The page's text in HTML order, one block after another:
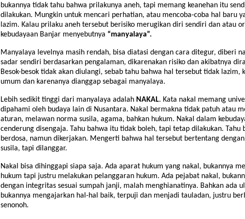
bukannya tidak tahu bahwa prilakunya aneh, tapi memang keanehan itu
dilakukan. Mungkin untuk mencari perhatian, atau mencoba-coba hal baru
lazim. Kalau prilaku aneh tersebut berisiko merugikan diri sendiri dan atau
kebudayaan Banjar menyebutnya “manyalaya”.
Manyalaya levelnya masih rendah, bisa diatasi dengan cara ditegur, diberi
sadar sendiri berdasarkan pengalaman, dikarenakan risiko dan akibatnya
Besok-besok tidak akan diulangi, sebab tahu bahwa hal tersebut tidak lazim,
umum dan karenanya dianggap sebagai manyalaya.
Lebih sedikit tinggi dari manyalaya adalah NAKAL. Kata nakal memang
dipahami oleh budaya lain di Nusantara. Nakal bermakna tidak patuh atau
aturan, melawan norma susila, agama, bahkan hukum. Nakal dalam
cenderung disengaja. Tahu bahwa itu tidak boleh, tapi tetap dilakukan. Tahu
berdosa, namun dikerjakan. Mengerti bahwa hal tersebut bertentang
susila, tapi dilanggar.
Nakal bisa dihinggapi siapa saja. Ada aparat hukum yang nakal, bukannya
hukum tapi justru melakukan pelanggaran hukum. Ada pejabat nakal,
dengan integritas sesuai sumpah janji, malah menghianatinya. Bahkan ada
bukannya mengajarkan hal-hal baik, terpuji dan menjadi tauladan, justru
senonoh.